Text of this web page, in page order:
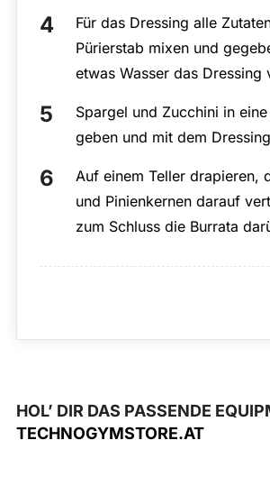
Für das Dressing alle
Pürierstab mixen und
etwas Wasser das Dressing
Spargel und Zucchini in eine
geben und mit dem
Auf einem Teller drapieren,
und Pinienkernen darauf
zum Schluss die Burrata
HOL’ DIR DAS PASSENDE
TECHNOGYMSTORE.AT